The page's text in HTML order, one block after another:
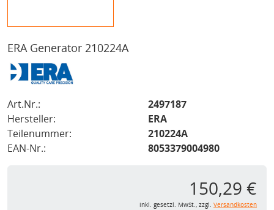
ERA Generator 210224A
Art.Nr.:
2497187
Hersteller:
ERA
Teilenummer:
210224A
EAN-Nr.:
8053379004980
150,29 €
inkl. gesetzl. MwSt., zzgl. Versandkosten